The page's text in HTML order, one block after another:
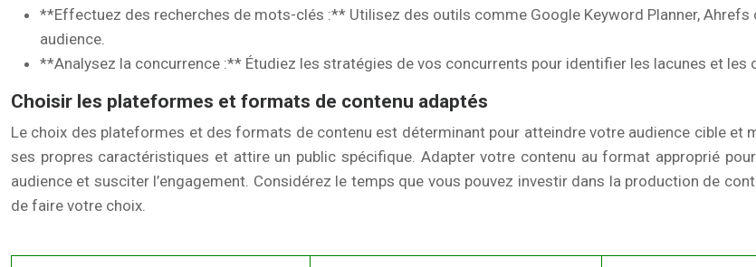
**Effectuez des recherches de mots-clés :** Utilisez des outils comme Google Keyword Planner,
audience.
**Analysez la concurrence :** Étudiez les stratégies de vos concurrents pour identifier les lacunes et les
Choisir les plateformes et formats de contenu adaptés
Le choix des plateformes et des formats de contenu est déterminant pour atteindre votre audience cible et
ses propres caractéristiques et attire un public spécifique. Adapter votre contenu au format approprié
audience et susciter l’engagement. Considérez le temps que vous pouvez investir dans la production de
de faire votre choix.